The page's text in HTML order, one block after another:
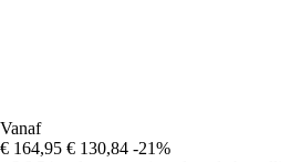
Vanaf
€ 164,95 € 130,84 -21%